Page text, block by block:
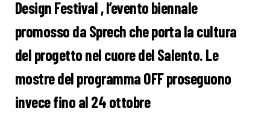
Design Festival , l’evento biennale
promosso da Sprech che porta la cultura
del progetto nel cuore del Salento. Le
mostre del programma OFF proseguono
invece fino al 24 ottobre